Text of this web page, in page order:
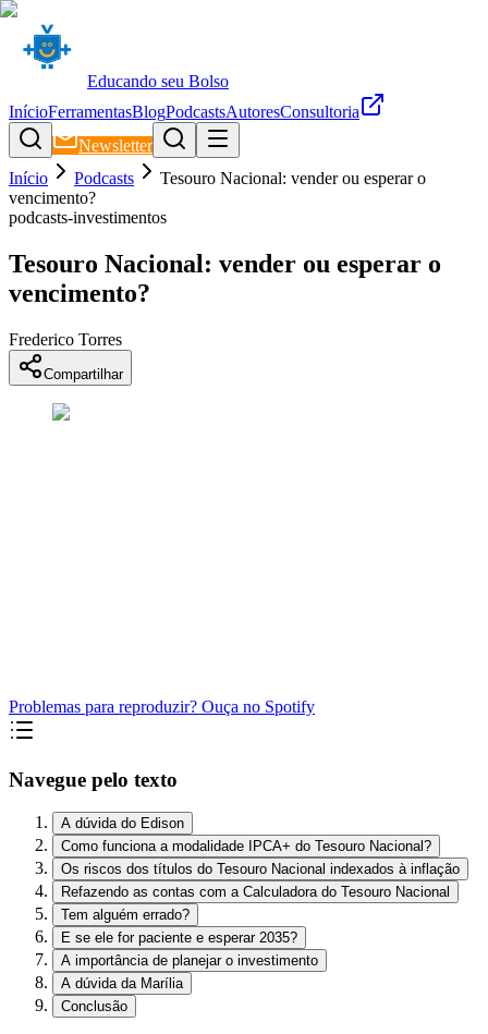
Educando seu Bolso
InícioFerramentasBlogPodcastsAutoresConsultoria
Newsletter
Início
Podcasts
Tesouro Nacional: vender ou esperar o
vencimento?
podcasts-investimentos
Tesouro Nacional: vender ou esperar o
vencimento?
Frederico Torres
Compartilhar
Problemas para reproduzir? Ouça no Spotify
Navegue pelo texto
A dúvida do Edison
Como funciona a modalidade IPCA+ do Tesouro Nacional?
Os riscos dos títulos do Tesouro Nacional indexados à inflação
Refazendo as contas com a Calculadora do Tesouro Nacional
Tem alguém errado?
E se ele for paciente e esperar 2035?
A importância de planejar o investimento
A dúvida da Marília
Conclusão